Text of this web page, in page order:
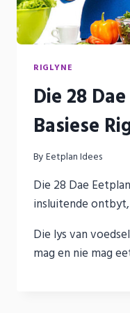
RIGLYNE
Die 28
Basiese
By Eetplan Idees
Die 28 Dae
insluitende
Die lys van
mag en nie mag